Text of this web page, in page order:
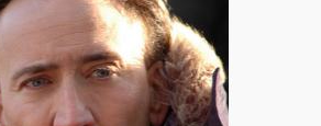
Sandra
Tămăduitoarea
Somerda